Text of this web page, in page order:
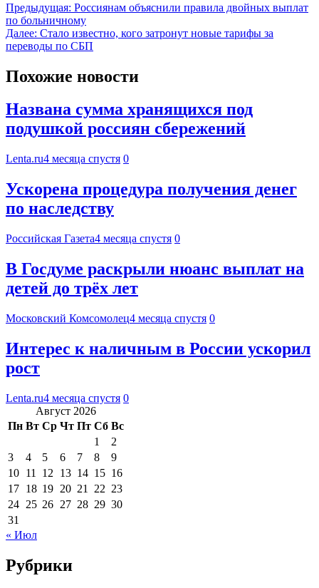
Предыдущая: Россиянам объяснили правила двойных выплат
по больничному
Далее: Стало известно, кого затронут новые тарифы за
переводы по СБП
Похожие новости
Названа сумма хранящихся под
подушкой россиян сбережений
Lenta.ru4 месяца спустя 0
Ускорена процедура получения денег
по наследству
Российская Газета4 месяца спустя 0
В Госдуме раскрыли нюанс выплат на
детей до трёх лет
Московский Комсомолец4 месяца спустя 0
Интерес к наличным в России ускорил
рост
Lenta.ru4 месяца спустя 0
Август 2026
Пн Вт Ср Чт Пт Сб Вс
1
2
3
4 5 6 7 8
9
10 11 12 13 14 15 16
17 18 19 20 21 22 23
24 25 26 27 28 29 30
31
« Июл
Рубрики